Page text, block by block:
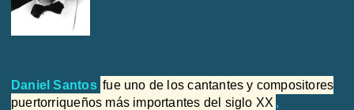
Daniel Santos fue uno de los cantantes y compositores
puertorriqueños más importantes del siglo XX ,